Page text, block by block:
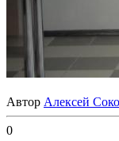
Автор Алексей
0